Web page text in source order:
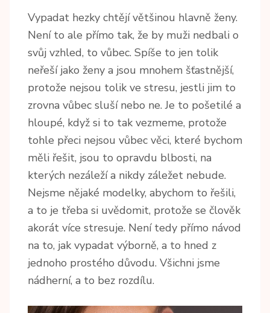
Vypadat hezky chtějí většinou hlavně ženy.
Není to ale přímo tak, že by muži nedbali o
svůj vzhled, to vůbec. Spíše to jen tolik
neřeší jako ženy a jsou mnohem šťastnější,
protože nejsou tolik ve stresu, jestli jim to
zrovna vůbec sluší nebo ne. Je to pošetilé a
hloupé, když si to tak vezmeme, protože
tohle přeci nejsou vůbec věci, které bychom
měli řešit, jsou to opravdu blbosti, na
kterých nezáleží a nikdy záležet nebude.
Nejsme nějaké modelky, abychom to řešili,
a to je třeba si uvědomit, protože se člověk
akorát více stresuje. Není tedy přímo návod
na to, jak vypadat výborně, a to hned z
jednoho prostého důvodu. Všichni jsme
nádherní, a to bez rozdílu.